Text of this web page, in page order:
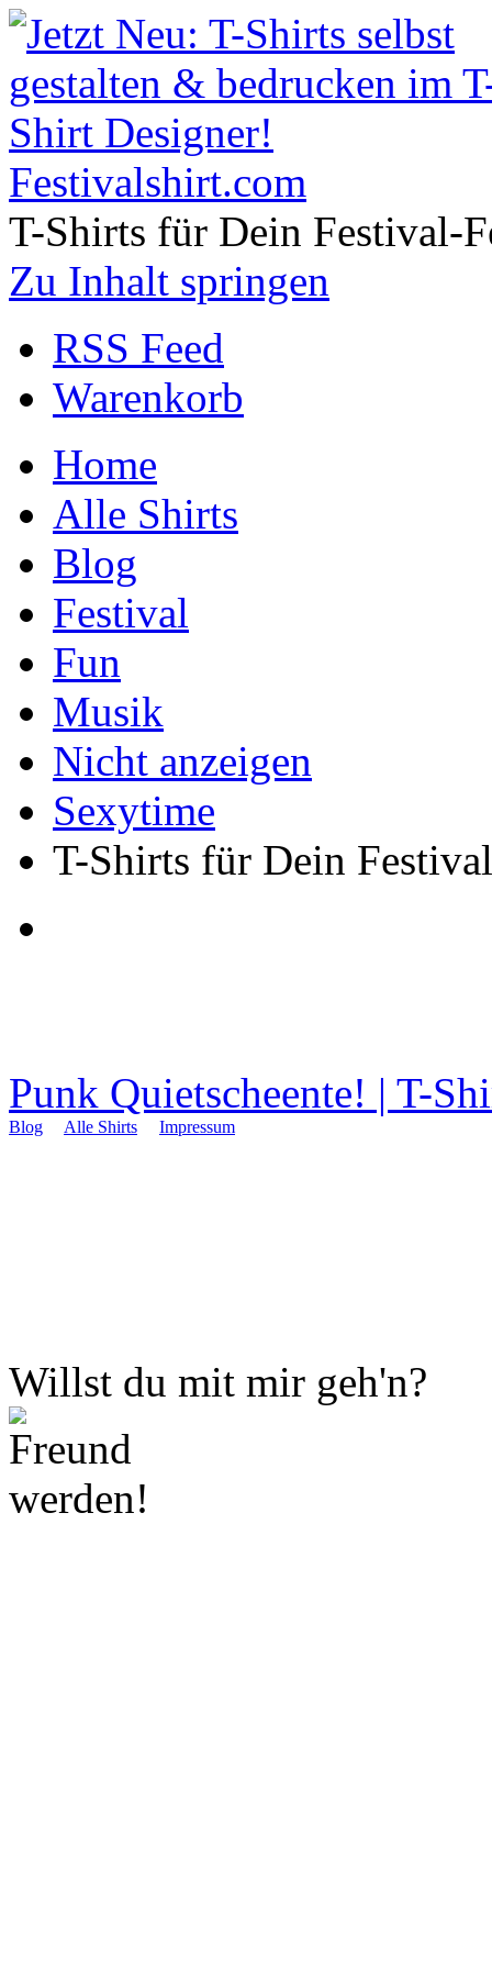
Festivalshirt.com
T-Shirts für Dein Festival-
Zu Inhalt springen
RSS Feed
Warenkorb
Home
Alle Shirts
Blog
Festival
Fun
Musik
Nicht anzeigen
Sexytime
T-Shirts für Dein
Punk Quietscheente! | T-
Blog Alle Shirts Impressum
Willst du mit mir geh'n?